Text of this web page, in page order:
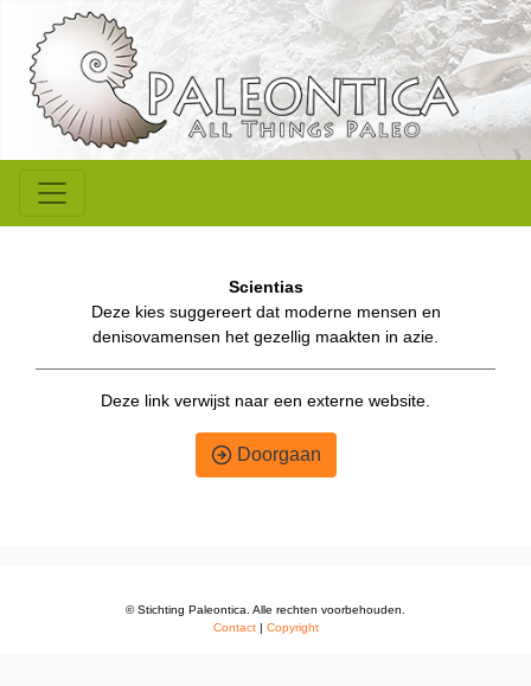
Scientias
Deze kies suggereert dat moderne mensen en
denisovamensen het gezellig maakten in azie.
Deze link verwijst naar een externe website.
Doorgaan
© Stichting Paleontica. Alle rechten voorbehouden.
Contact| Copyright